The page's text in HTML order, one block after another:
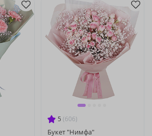
5 (606)
Букет "Нимфа"